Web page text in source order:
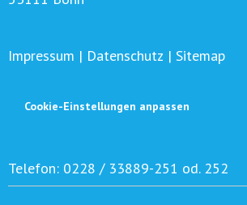
Impressum | Datenschutz | Sitemap
Cookie-Einstellungen anpassen
Telefon: 0228 / 33889-251 od. 252